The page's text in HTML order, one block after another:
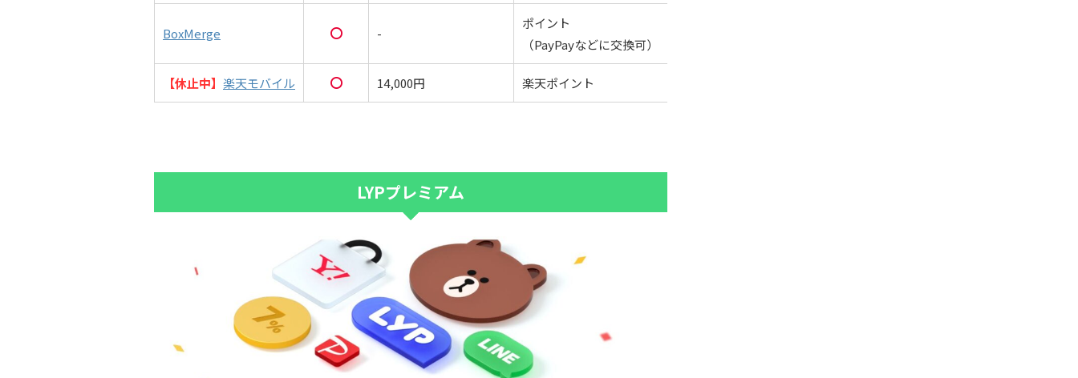
BoxMerge -
ポイント
（PayPayなどに交換可）
【休止中】 楽天モバイル 14,000円 楽天ポイント
LYPプレミアム